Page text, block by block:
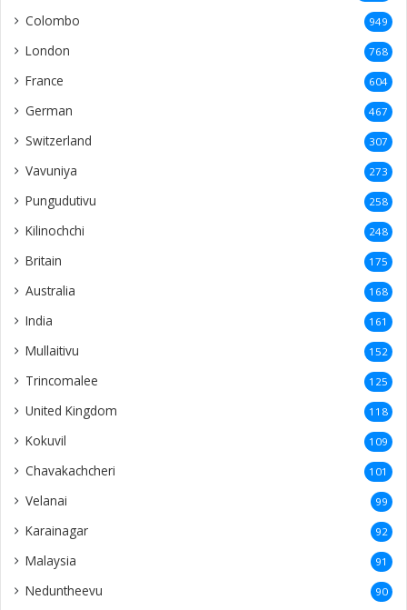
Colombo 949
London 768
France 604
German 467
Switzerland 307
Vavuniya 273
Pungudutivu 258
Kilinochchi 248
Britain 175
Australia 168
India 161
Mullaitivu 152
Trincomalee 125
United Kingdom 118
Kokuvil 109
Chavakachcheri 101
Velanai 99
Karainagar 92
Malaysia 91
Neduntheevu 90